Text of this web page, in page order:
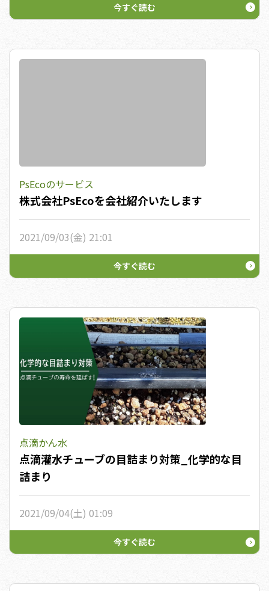
今すぐ読む
PsEcoのサービス
株式会社PsEcoを会社紹介いたします
2021/09/03(金) 21:01
点滴かん水
点滴灌水チューブの目詰まり対策_化学的な目
詰まり
2021/09/04(土) 01:09